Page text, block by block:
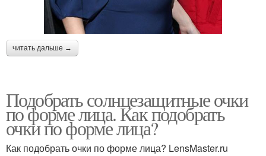
читать дальше →
Подобрать солнцезащитные очки
по форме лица. Как подобрать
очки по форме лица?
Как подобрать очки по форме лица? LensMaster.ru